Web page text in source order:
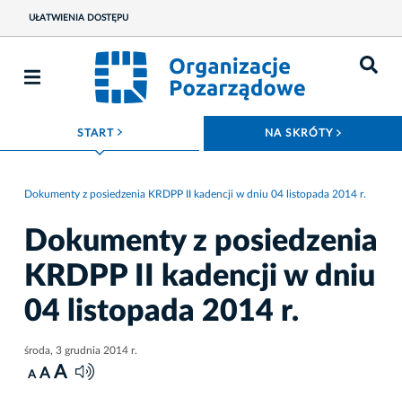
UŁATWIENIA DOSTĘPU
START ROZWIŃ MENU NA SKRÓTY
Dokumenty z posiedzenia KRDPP II kadencji w dniu 04 listopada 2014 r.
Dokumenty z posiedzenia
KRDPP II kadencji w dniu
04 listopada 2014 r.
środa, 3 grudnia 2014 r.
A A A